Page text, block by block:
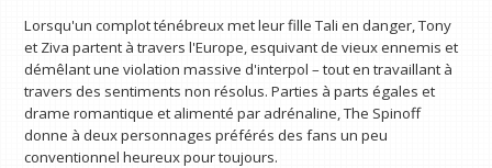
Lorsqu'un complot ténébreux met leur fille Tali en danger, Tony
et Ziva partent à travers l'Europe, esquivant de vieux ennemis et
démêlant une violation massive d'interpol – tout en travaillant à
travers des sentiments non résolus. Parties à parts égales et
drame romantique et alimenté par adrénaline, The Spinoff
donne à deux personnages préférés des fans un peu
conventionnel heureux pour toujours.